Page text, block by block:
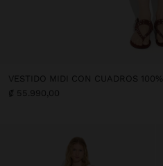
VESTIDO MIDI CON CUADROS
₡ 55.990,00